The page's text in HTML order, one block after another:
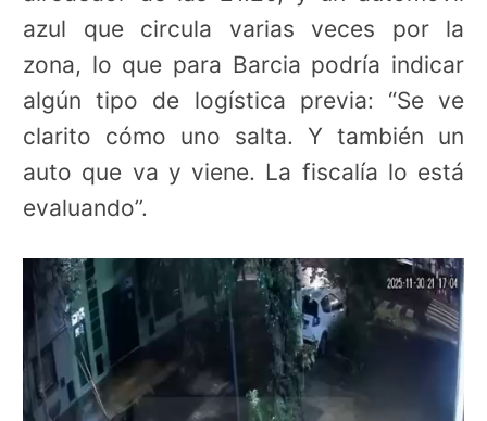
azul que circula varias veces por la
zona, lo que para Barcia podría indicar
algún tipo de logística previa: “Se ve
clarito cómo uno salta. Y también un
auto que va y viene. La fiscalía lo está
evaluando”.
Reproductor
de
vídeo